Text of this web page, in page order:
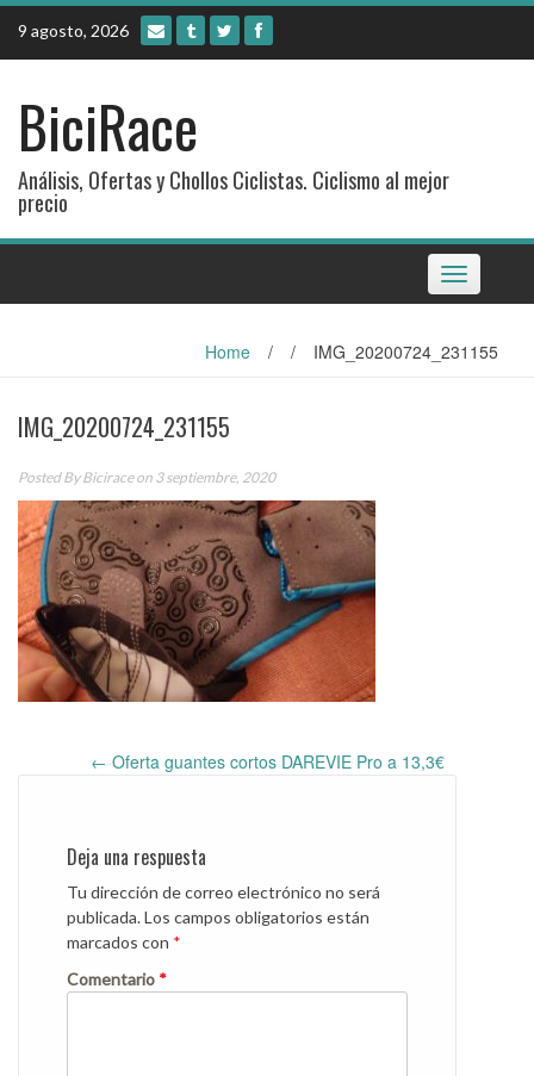
Skip
content
9 agosto, 2026
BiciRace
Análisis, Ofertas y Chollos Ciclistas. Ciclismo al mejor
precio
Toggle
navigation
Home / / IMG_20200724_231155
IMG_20200724_231155
Posted ByBiciraceon 3 septiembre, 2020
Post
← Oferta guantes cortos DAREVIE Pro a 13,3€
Deja una respuesta
Tu dirección de correo electrónico no será
publicada.Los campos obligatorios están
marcados con *
Comentario *